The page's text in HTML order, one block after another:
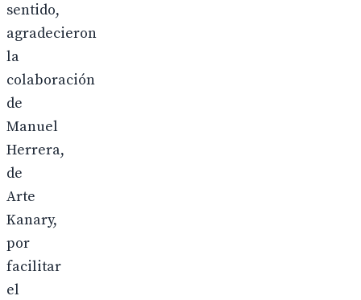
sentido,
agradecieron
la
colaboración
de
Manuel
Herrera,
de
Arte
Kanary,
por
facilitar
el